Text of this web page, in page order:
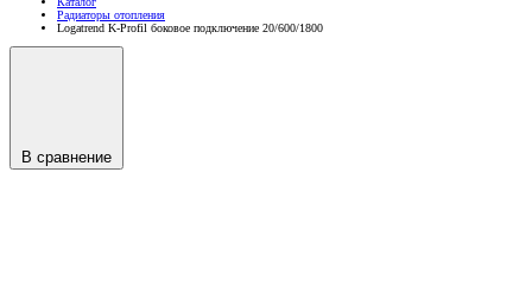
Радиаторы отопления
Logatrend K-Profil боковое подключение 20/600/1800
В сравнение